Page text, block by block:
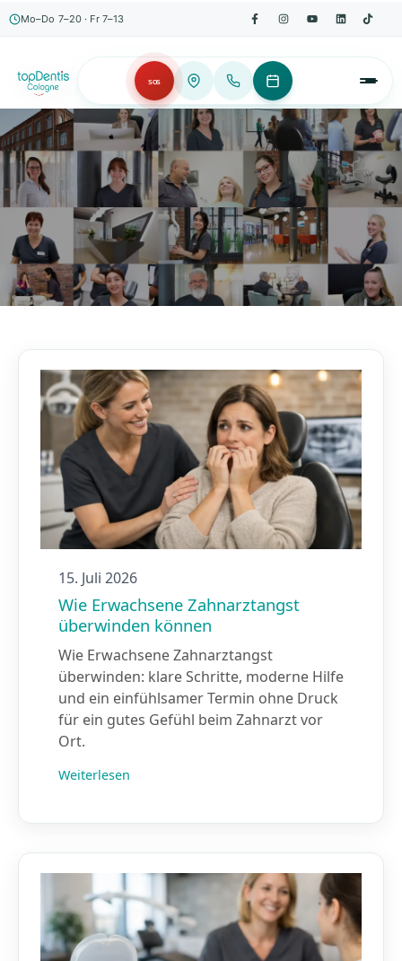
Mo–Do 7–20 · Fr 7–13
SOS
Unser Blog
15. Juli 2026
Wie Erwachsene Zahnarztangst
überwinden können
Wie Erwachsene Zahnarztangst
überwinden: klare Schritte, moderne Hilfe
und ein einfühlsamer Termin ohne Druck
für ein gutes Gefühl beim Zahnarzt vor
Ort.
Weiterlesen